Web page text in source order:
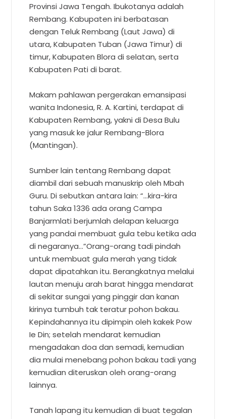
Provinsi Jawa Tengah. Ibukotanya adalah
Rembang. Kabupaten ini berbatasan
dengan Teluk Rembang (Laut Jawa) di
utara, Kabupaten Tuban (Jawa Timur) di
timur, Kabupaten Blora di selatan, serta
Kabupaten Pati di barat.
Makam pahlawan pergerakan emansipasi
wanita Indonesia, R. A. Kartini, terdapat di
Kabupaten Rembang, yakni di Desa Bulu
yang masuk ke jalur Rembang-Blora
(Mantingan).
Sumber lain tentang Rembang dapat
diambil dari sebuah manuskrip oleh Mbah
Guru. Di sebutkan antara lain: “…kira-kira
tahun Saka 1336 ada orang Campa
Banjarmlati berjumlah delapan keluarga
yang pandai membuat gula tebu ketika ada
di negaranya…”Orang-orang tadi pindah
untuk membuat gula merah yang tidak
dapat dipatahkan itu. Berangkatnya melalui
lautan menuju arah barat hingga mendarat
di sekitar sungai yang pinggir dan kanan
kirinya tumbuh tak teratur pohon bakau.
Kepindahannya itu dipimpin oleh kakek Pow
Ie Din; setelah mendarat kemudian
mengadakan doa dan semadi, kemudian
dia mulai menebang pohon bakau tadi yang
kemudian diteruskan oleh orang-orang
lainnya.
Tanah lapang itu kemudian di buat tegalan